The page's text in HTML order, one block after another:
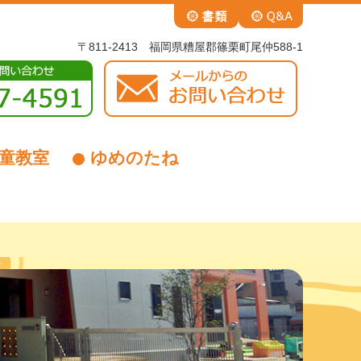
〒811-2413 福岡県糟屋郡篠栗町尾仲588-1
教室 ゆめのたね